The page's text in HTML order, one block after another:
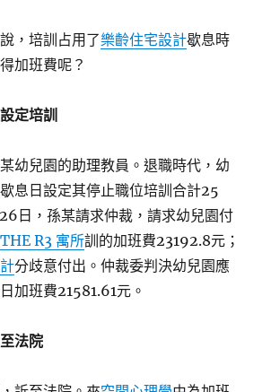
，培訓占用了樂齡住宅設計歇息時
加班費呢？
定培訓
幼兒園的助理教員。退職時代，幼
息日設定其停止職位培訓合計25
日，孫某請求仲裁，請求幼兒園付
THE R3 寓所訓的加班費23192.8元；
分歧意付出。仲裁委判決幼兒園應
加班費21581.61元。
法院